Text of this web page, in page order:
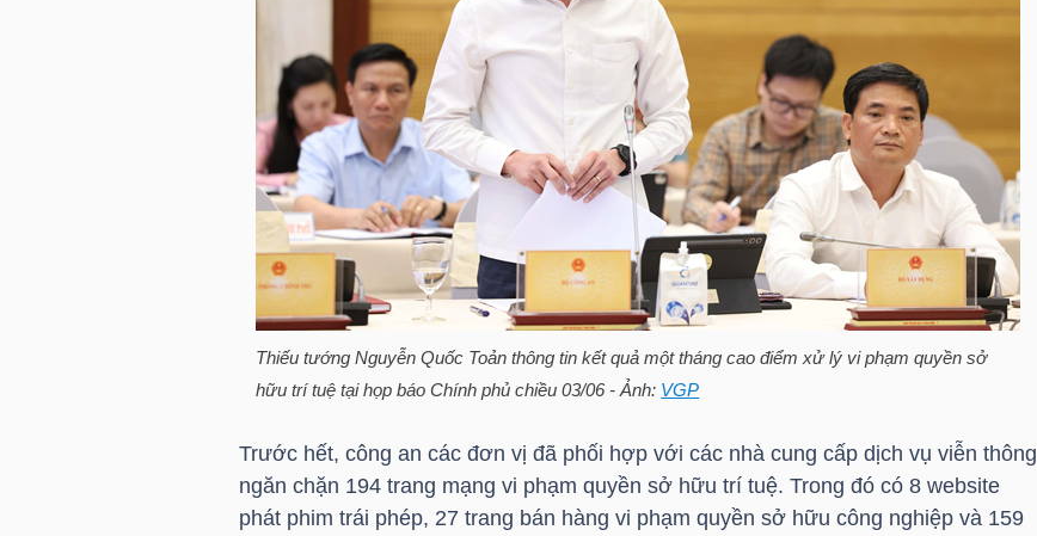
Thiếu tướng Nguyễn Quốc Toản thông tin kết quả một tháng cao điểm xử lý vi phạm quyền sở
hữu trí tuệ tại họp báo Chính phủ chiều 03/06 - Ảnh: VGP
Trước hết, công an các đơn vị đã phối hợp với các nhà cung cấp dịch vụ viễn thông
ngăn chặn 194 trang mạng vi phạm quyền sở hữu trí tuệ. Trong đó có 8 website
phát phim trái phép, 27 trang bán hàng vi phạm quyền sở hữu công nghiệp và 159